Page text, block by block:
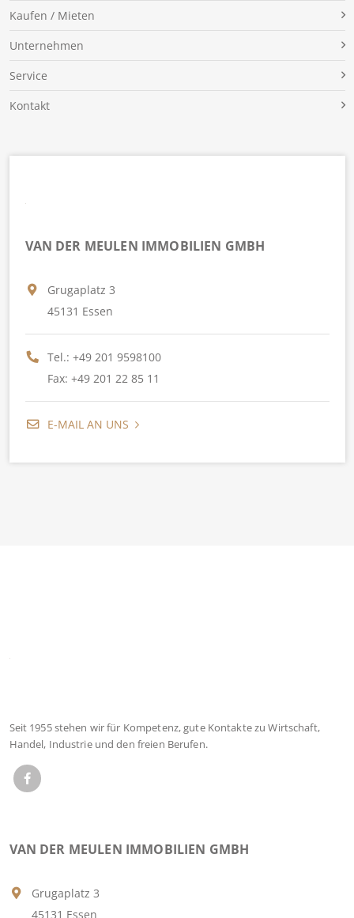
Kaufen / Mieten
Unternehmen
Service
Kontakt
VAN DER MEULEN IMMOBILIEN GMBH
Grugaplatz 3
45131 Essen
Tel.: +49 201 9598100
Fax: +49 201 22 85 11
E-MAIL AN UNS
Seit 1955 stehen wir für Kompetenz, gute Kontakte zu Wirtschaft,
Handel, Industrie und den freien Berufen.
VAN DER MEULEN IMMOBILIEN GMBH
Grugaplatz 3
45131 Essen